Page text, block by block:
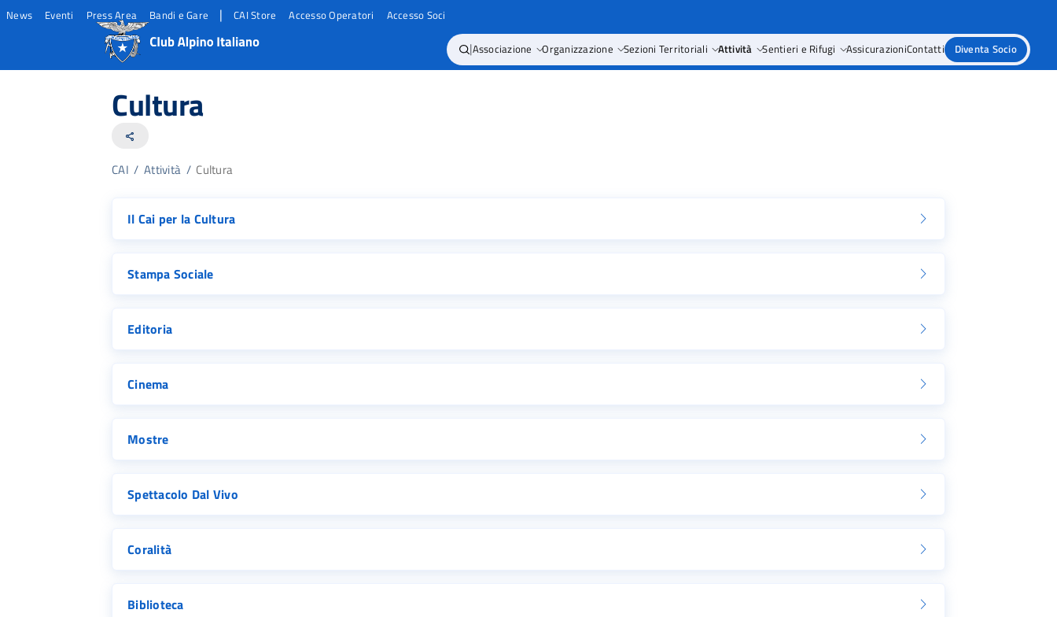
News Eventi Press Area Bandi e Gare | CAI Store Accesso Operatori Accesso Soci
|Associazione Organizzazione Sezioni Territoriali Attività Sentieri e Rifugi AssicurazioniContatti Diventa Socio
Cultura
share
CAI / Attività / Cultura
Il Cai per la Cultura
Stampa Sociale
Editoria
Cinema
Mostre
Spettacolo Dal Vivo
Coralità
Biblioteca